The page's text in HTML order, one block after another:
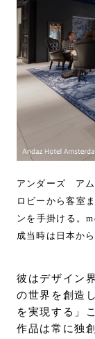
アンダーズ アム
ロビーから客室
ンを手掛ける。
成当時は日本か
彼はデザイン
の世界を創造
を実現する」
作品は常に独